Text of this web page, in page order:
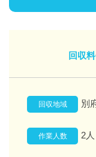
回収
回収地域 別
作業人数 2人